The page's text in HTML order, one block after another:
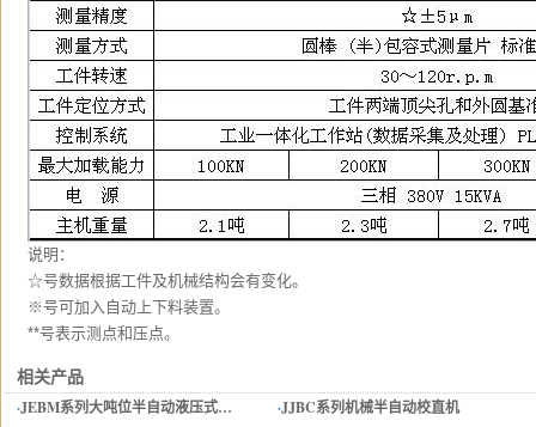
说明：
☆号数据根据工件及机械结构会有变化。
※号可加入自动上下料装置。
**号表示测点和压点。
相关产品
·JEBM系列大吨位半自动液压式… ·JJBC系列机械半自动校直机